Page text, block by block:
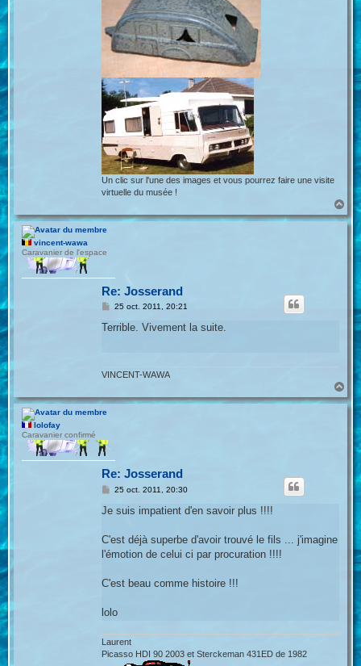
Un clic sur l'une des images et vous pourrez faire une visite
virtuelle du musée !
a
u
vincent-wawa
Caravanier de l'espace
Re: Josserand
M
s
25 oct. 2011, 20:21
Terrible. Vivement la suite.
VINCENT-WAWA
a
u
lolofay
Caravanier confirmé
Re: Josserand
M
s
g
25 oct. 2011, 20:30
Je suis impatient d'en savoir plus !!!!
C'est déjà superbe d'avoir trouvé le fils ... j'imagine
l'émotion de celui ci par procuration !!!!
C'est beau comme histoire !!!
lolo
Laurent
Picasso HDI 90 2003 et Sterckeman 431ED de 1982